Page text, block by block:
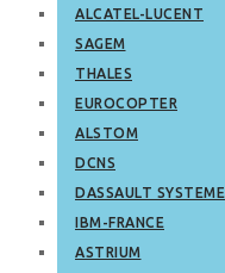
ALCATEL-LUCENT
SAGEM
THALES
EUROCOPTER
ALSTOM
DCNS
DASSAULT SYSTEME
IBM-FRANCE
ASTRIUM